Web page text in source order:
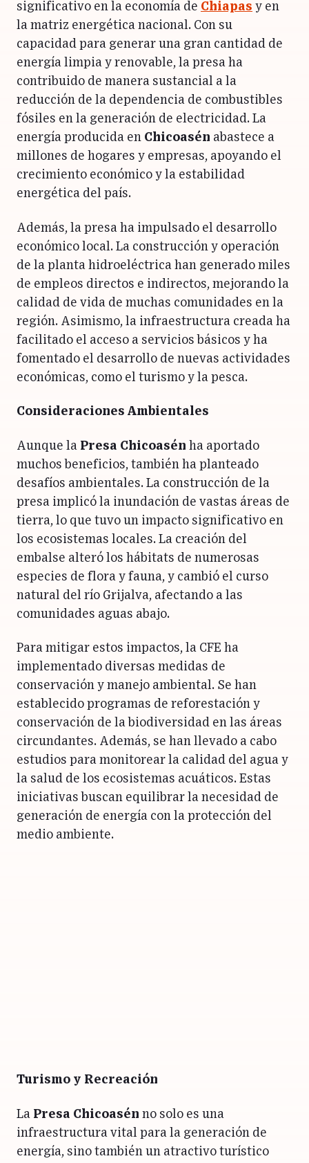
significativo en la economía de Chiapas y en
la matriz energética nacional. Con su
capacidad para generar una gran cantidad de
energía limpia y renovable, la presa ha
contribuido de manera sustancial a la
reducción de la dependencia de combustibles
fósiles en la generación de electricidad. La
energía producida en Chicoasén abastece a
millones de hogares y empresas, apoyando el
crecimiento económico y la estabilidad
energética del país.
Además, la presa ha impulsado el desarrollo
económico local. La construcción y operación
de la planta hidroeléctrica han generado miles
de empleos directos e indirectos, mejorando la
calidad de vida de muchas comunidades en la
región. Asimismo, la infraestructura creada ha
facilitado el acceso a servicios básicos y ha
fomentado el desarrollo de nuevas actividades
económicas, como el turismo y la pesca.
Consideraciones Ambientales
Aunque la Presa Chicoasén ha aportado
muchos beneficios, también ha planteado
desafíos ambientales. La construcción de la
presa implicó la inundación de vastas áreas de
tierra, lo que tuvo un impacto significativo en
los ecosistemas locales. La creación del
embalse alteró los hábitats de numerosas
especies de flora y fauna, y cambió el curso
natural del río Grijalva, afectando a las
comunidades aguas abajo.
Para mitigar estos impactos, la CFE ha
implementado diversas medidas de
conservación y manejo ambiental. Se han
establecido programas de reforestación y
conservación de la biodiversidad en las áreas
circundantes. Además, se han llevado a cabo
estudios para monitorear la calidad del agua y
la salud de los ecosistemas acuáticos. Estas
iniciativas buscan equilibrar la necesidad de
generación de energía con la protección del
medio ambiente.
Turismo y Recreación
La Presa Chicoasén no solo es una
infraestructura vital para la generación de
energía, sino también un atractivo turístico